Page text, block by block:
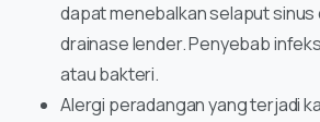
dapat menebalkan selaput sinus
drainase lender. Penyebab
atau bakteri.
Alergi peradangan yang terjadi